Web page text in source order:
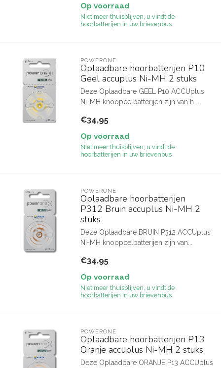
Op voorraad
Niet meer thuisblijven, u vindt de
hoorbatterijen in uw brievenbus
POWERONE
Oplaadbare hoorbatterijen P10
Geel accuplus Ni-MH 2 stuks
Deze Oplaadbare GEEL P10 ACCUplus
Ni-MH knoopcelbatterijen zijn van h...
€34,95
Op voorraad
Niet meer thuisblijven, u vindt de
hoorbatterijen in uw brievenbus
POWERONE
Oplaadbare hoorbatterijen
P312 Bruin accuplus Ni-MH 2
stuks
Deze Oplaadbare BRUIN P312 ACCUplus
Ni-MH knoopcelbatterijen zijn van...
€34,95
Op voorraad
Niet meer thuisblijven, u vindt de
hoorbatterijen in uw brievenbus
POWERONE
Oplaadbare hoorbatterijen P13
Oranje accuplus Ni-MH 2 stuks
Deze Oplaadbare ORANJE P13 ACCUplus